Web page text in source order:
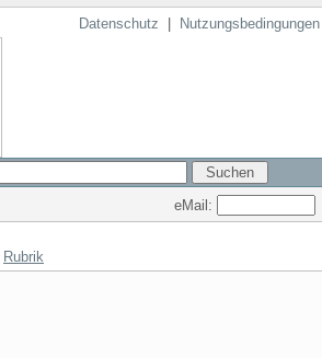
Datenschutz Nutzungsbedingungen
eMail:
Rubrik